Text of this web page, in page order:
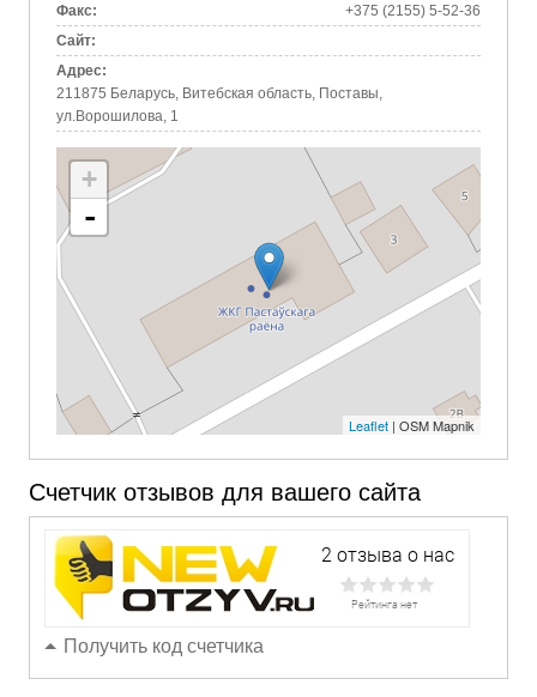
Факс:
+375 (2155) 5-52-36
Сайт:
Адрес:
211875 Беларусь, Витебская область, Поставы,
ул.Ворошилова, 1
+
-
Leaflet| OSM Mapnik
Счетчик отзывов для вашего сайта
Получить код счетчика